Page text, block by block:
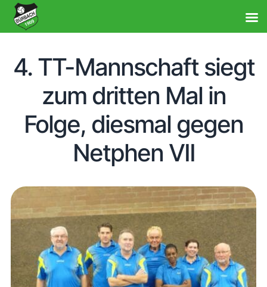
4. TT-Mannschaft siegt
zum dritten Mal in
Folge, diesmal gegen
Netphen VII